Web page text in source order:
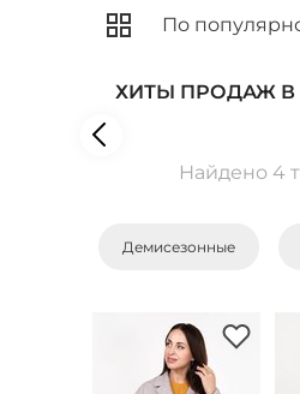
ХИТЫ ПРОДАЖ В
Найдено 4
Демисезонные